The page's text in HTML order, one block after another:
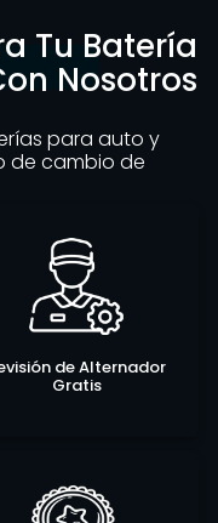
Tu Batería
Nosotros
para auto y
de cambio de
de Alternador
Gratis